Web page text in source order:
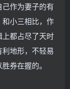
作为妻子的有
小三相比，作
都占尽了天时
地形，不轻易
券在握的。